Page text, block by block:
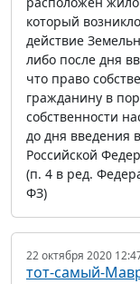
который
действие
либо после дня
что право
гражданину в
собственности
до дня введения
Российской
(п. 4 в ред.
ФЗ)
22 октября 2020
тот-самый-